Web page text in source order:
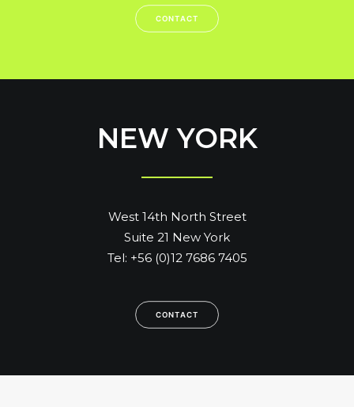
CONTACT
NEW YORK
West 14th North Street
Suite 21 New York
Tel: +56 (0)12 7686 7405
CONTACT